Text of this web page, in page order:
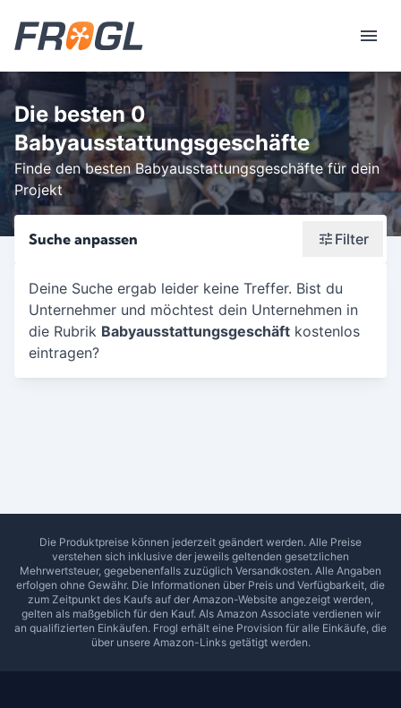
Die besten 0
Babyausstattungsgeschäfte
Finde den besten Babyausstattungsgeschäfte für dein
Projekt
Suche anpassen Filter
Wonach suchst du?
Stadt oder Postleitzahl
Deine Suche ergab leider keine Treffer. Bist du
Unternehmer und möchtest dein Unternehmen in
die Rubrik Babyausstattungsgeschäft kostenlos
eintragen?
Die Produktpreise können jederzeit geändert werden. Alle Preise
verstehen sich inklusive der jeweils geltenden gesetzlichen
Mehrwertsteuer, gegebenenfalls zuzüglich Versandkosten. Alle Angaben
erfolgen ohne Gewähr. Die Informationen über Preis und Verfügbarkeit, die
zum Zeitpunkt des Kaufs auf der Amazon-Website angezeigt werden,
gelten als maßgeblich für den Kauf. Als Amazon Associate verdienen wir
an qualifizierten Einkäufen. Frogl erhält eine Provision für alle Einkäufe, die
über unsere Amazon-Links getätigt werden.